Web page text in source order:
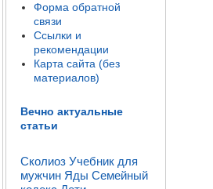
Форма обратной
связи
Ссылки и
рекомендации
Карта сайта (без
материалов)
Вечно актуальные
статьи
Сколиоз Учебник для
мужчин Яды Семейный